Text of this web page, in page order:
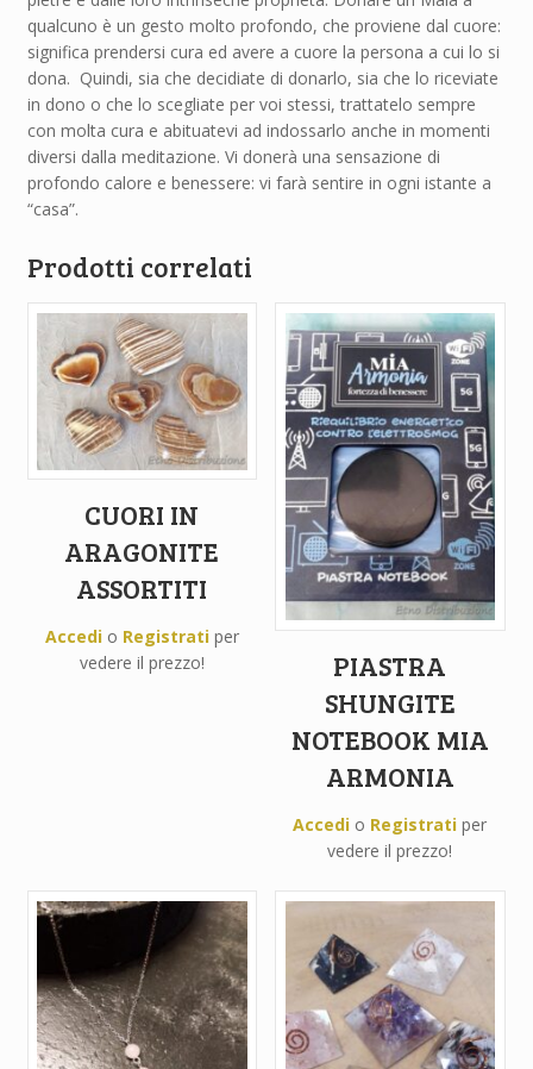
qualcuno è un gesto molto profondo, che proviene dal cuore:
significa prendersi cura ed avere a cuore la persona a cui lo si
dona. Quindi, sia che decidiate di donarlo, sia che lo riceviate
in dono o che lo scegliate per voi stessi, trattatelo sempre
con molta cura e abituatevi ad indossarlo anche in momenti
diversi dalla meditazione. Vi donerà una sensazione di
profondo calore e benessere: vi farà sentire in ogni istante a
“casa”.
Prodotti correlati
CUORI IN
ARAGONITE
ASSORTITI
Accedio Registratiper
vedere il prezzo!
PIASTRA
SHUNGITE
NOTEBOOK MIA
ARMONIA
Accedi o Registrati per
vedere il prezzo!